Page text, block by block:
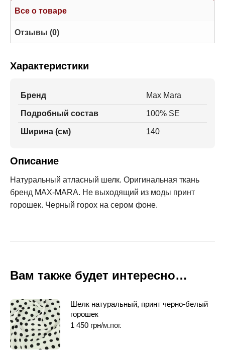
Все о товаре
Отзывы (0)
Характеристики
Бренд Max Mara
Подробный состав 100% SE
Ширина (см) 140
Описание
Натуральный атласный шелк. Оригинальная ткань
бренд MAX-MARA. Не выходящий из моды принт
горошек. Черный горох на сером фоне.
Вам также будет интересно…
Шелк натуральный, принт черно-белый
горошек
1 450 грн/м.пог.